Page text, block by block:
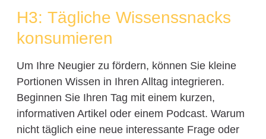
H3: Tägliche Wissenssnacks
konsumieren
Um Ihre Neugier zu fördern, können Sie kleine
Portionen Wissen in Ihren Alltag integrieren.
Beginnen Sie Ihren Tag mit einem kurzen,
informativen Artikel oder einem Podcast. Warum
nicht täglich eine neue interessante Frage oder